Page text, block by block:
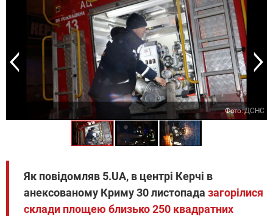
Фото: ДСНС
Як повідомляв 5.UA, в центрі Керчі в
анексованому Криму 30 листопада загорілися
склади площею близько 250 квадратних